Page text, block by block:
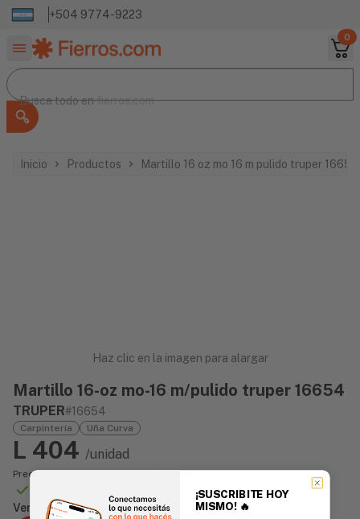
+504 9774-9223
0
Buscar productos
Busca todo en
Busca todo enfierros.com
Inicio Productos Martillo 16 oz mo 16 m pulido truper 16654
Haz clic en la imagen para alargar
Martillo 16-oz mo-16 m/pulido truper 16654
TRUPER#16654
Carpintería Uña Curva
L 404 /unidad
Precio incluye impuesto sobre ventas
Vendido Por:
¡SUSCRIBITE HOY
MISMO! 🔥